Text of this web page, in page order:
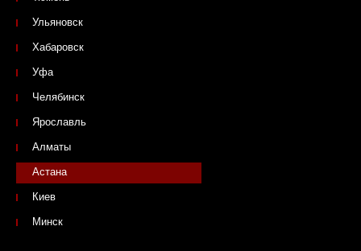
Ульяновск
Хабаровск
Уфа
Челябинск
Ярославль
Алматы
Астана
Киев
Минск